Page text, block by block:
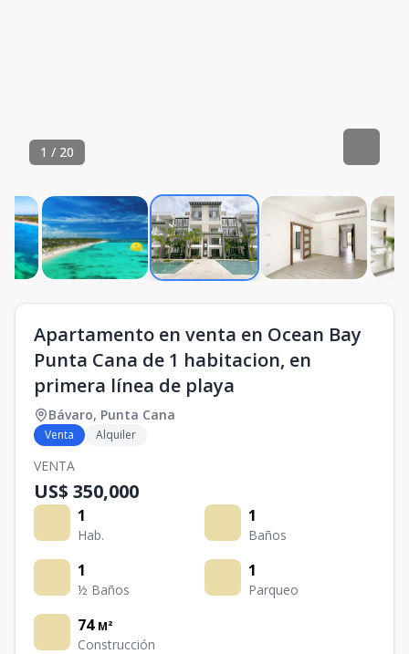
1 / 20
Apartamento en venta en Ocean Bay
Punta Cana de 1 habitacion, en
primera línea de playa
Bávaro, Punta Cana
Venta Alquiler
VENTA
US$ 350,000
1
Hab.
1
Baños
1
½ Baños
1
Parqueo
74 M²
Construcción